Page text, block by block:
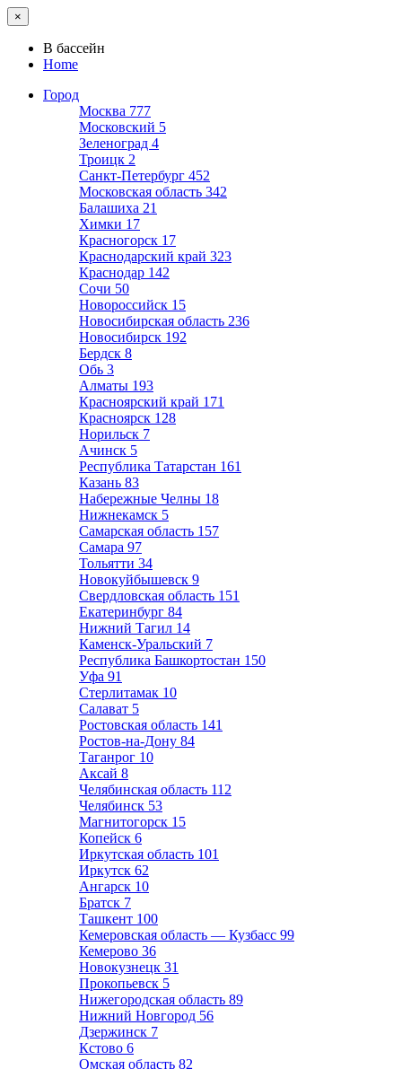
×
В бассейн
Home
Город
Москва 777
Московский 5
Зеленоград 4
Троицк 2
Санкт-Петербург 452
Московская область 342
Балашиха 21
Химки 17
Красногорск 17
Краснодарский край 323
Краснодар 142
Сочи 50
Новороссийск 15
Новосибирская область 236
Новосибирск 192
Бердск 8
Обь 3
Алматы 193
Красноярский край 171
Красноярск 128
Норильск 7
Ачинск 5
Республика Татарстан 161
Казань 83
Набережные Челны 18
Нижнекамск 5
Самарская область 157
Самара 97
Тольятти 34
Новокуйбышевск 9
Свердловская область 151
Екатеринбург 84
Нижний Тагил 14
Каменск-Уральский 7
Республика Башкортостан 150
Уфа 91
Стерлитамак 10
Салават 5
Ростовская область 141
Ростов-на-Дону 84
Таганрог 10
Аксай 8
Челябинская область 112
Челябинск 53
Магнитогорск 15
Копейск 6
Иркутская область 101
Иркутск 62
Ангарск 10
Братск 7
Ташкент 100
Кемеровская область — Кузбасс 99
Кемерово 36
Новокузнецк 31
Прокопьевск 5
Нижегородская область 89
Нижний Новгород 56
Дзержинск 7
Кстово 6
Омская область 82